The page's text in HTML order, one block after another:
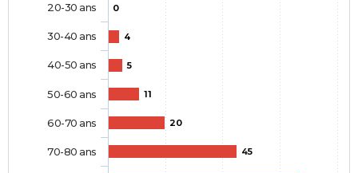
0
4
5
11
20
45
20-30 ans
30-40 ans
40-50 ans
50-60 ans
60-70 ans
70-80 ans